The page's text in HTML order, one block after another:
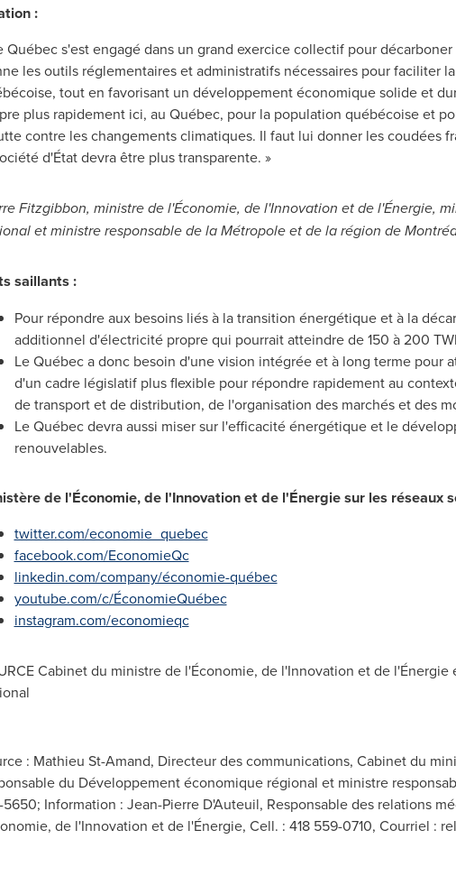
:
Québec s'est engagé dans un grand exercice collectif pour
les outils réglementaires et administratifs nécessaires pour faciliter
tout en favorisant un développement économique solide et
plus rapidement ici, au Québec, pour la population québécoise et
contre les changements climatiques. Il faut lui donner les coudées
d'État devra être plus transparente. »
Fitzgibbon, ministre de l'Économie, de l'Innovation et de l'Énergie,
et ministre responsable de la Métropole et de la région de
saillants :
Pour répondre aux besoins liés à la transition énergétique et à la
additionnel d'électricité propre qui pourrait atteindre de 150 à 200
Le Québec a donc besoin d'une vision intégrée et à long terme
d'un cadre législatif plus flexible pour répondre rapidement au
de transport et de distribution, de l'organisation des marchés et des
Le Québec devra aussi miser sur l'efficacité énergétique et le
renouvelables.
de l'Économie, de l'Innovation et de l'Énergie sur les réseaux
twitter.com/economie_quebec
facebook.com/EconomieQc
linkedin.com/company/économie-québec
youtube.com/c/ÉconomieQuébec
instagram.com/economieqc
Cabinet du ministre de l'Économie, de l'Innovation et de
: Mathieu St-Amand, Directeur des communications, Cabinet du
du Développement économique régional et ministre
5650; Information : Jean-Pierre D'Auteuil, Responsable des relations
de l'Innovation et de l'Énergie, Cell. : 418 559-0710, Courriel :